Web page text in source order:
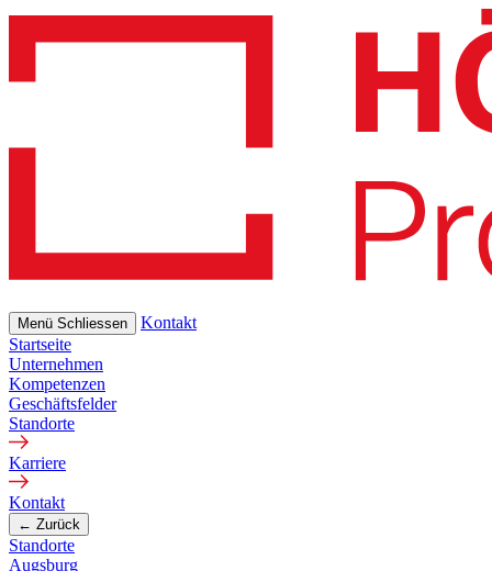
Skip
content
Menü Schliessen
Kontakt
Startseite
Unternehmen
Kompetenzen
Geschäftsfelder
Standorte
Karriere
Kontakt
← Zurück
Standorte
Augsburg